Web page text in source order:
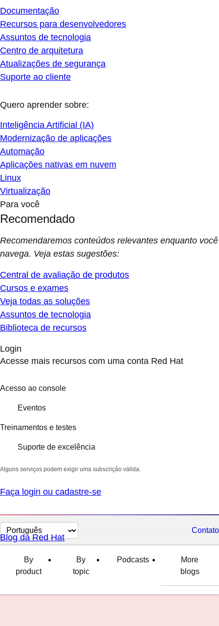
Documentação
Recursos para desenvolvedores
Assuntos de tecnologia
Centro de arquitetura
Atualizações de segurança
Suporte ao cliente
Quero aprender sobre:
Inteligência Artificial (IA)
Modernização de aplicações
Automação
Aplicações nativas em nuvem
Linux
Virtualização
Para você
Recomendado
Recomendaremos conteúdos relevantes enquanto você
navega. Veja estas sugestões:
Central de avaliação de produtos
Cursos e exames
Veja todas as soluções
Assuntos de tecnologia
Biblioteca de recursos
Login
Acesse mais recursos com uma conta Red Hat
Acesso ao console
Eventos
Treinamentos e testes
Suporte de excelência
Alguns serviços podem exigir uma subscrição válida.
Faça login ou cadastre-se
Selecionar
idioma
Contato
Blog da Red Hat
By
product
By
topic
Podcasts
More
blogs